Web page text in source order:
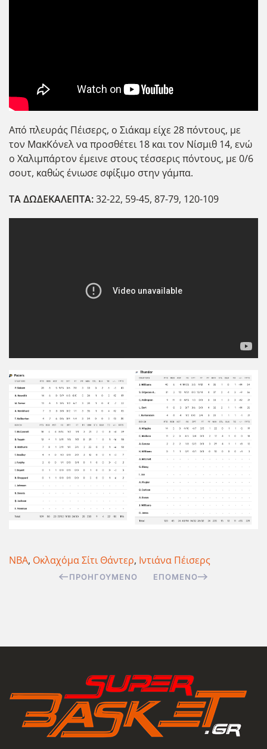
Από πλευράς Πέισερς, ο Σιάκαμ είχε 28 πόντους, με
τον ΜακΚόνελ να προσθέτει 18 και τον Νίσμιθ 14, ενώ
ο Χαλιμπάρτον έμεινε στους τέσσερις πόντους, με 0/6
σουτ, καθώς ένιωσε σφίξιμο στην γάμπα.
ΤΑ ΔΩΔΕΚΑΛΕΠΤΑ:32-22, 59-45, 87-79, 120-109
NBA, Οκλαχόμα Σίτι Θάντερ, Ιντιάνα Πέισερς
ΠΡΟΗΓΟΎΜΕΝΟ ΕΠΌΜΕΝΟ